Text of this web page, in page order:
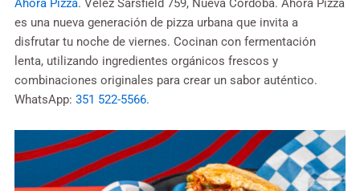
Ahora Pizza. Vélez Sársfield 759, Nueva Córdoba. Ahora Pizza
es una nueva generación de pizza urbana que invita a
disfrutar tu noche de viernes. Cocinan con fermentación
lenta, utilizando ingredientes orgánicos frescos y
combinaciones originales para crear un sabor auténtico.
WhatsApp: 351 522-5566.